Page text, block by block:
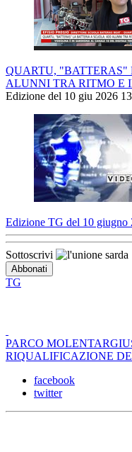
QUARTU, "BATTERAS"
ALUNNI TRA RITMO E
Edizione del 10 giu 2026
Edizione TG del 10 giugno
Sottoscrivi
TG
PARCO
RIQUALIFICAZIONE
facebook
twitter